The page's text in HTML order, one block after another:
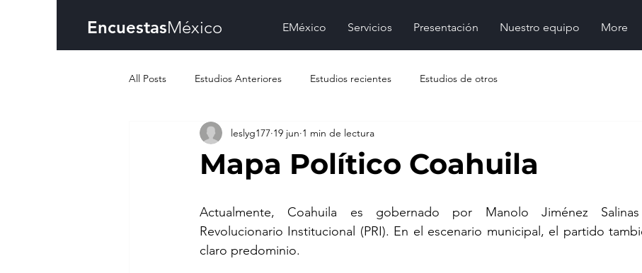
EncuestasMéxico EMéxico Servicios Presentación Nuestro equipo More
All Posts Estudios Anteriores Estudios recientes Estudios de otros
Mapa Político Coahuila
leslyg177 19 jun 1 min de lectura
Actualmente, Coahuila es gobernado por Manolo Jiménez
Revolucionario Institucional (PRI). En el escenario municipal, el partido
claro predominio.